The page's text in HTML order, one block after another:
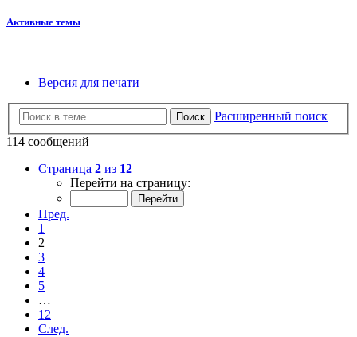
Активные темы
Версия для печати
Поиск
Расширенный поиск
114 сообщений
Страница 2 из 12
Перейти на страницу:
Пред.
1
2
3
4
5
…
12
След.